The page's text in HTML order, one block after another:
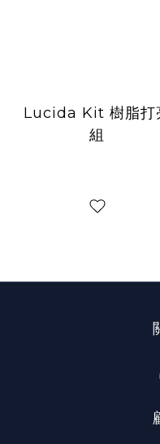
Lucida Kit 樹脂打
組